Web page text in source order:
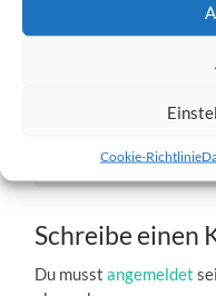
Cookie-Richtlinie
Nächster»
Schreibe einen
Du musstangemeldet